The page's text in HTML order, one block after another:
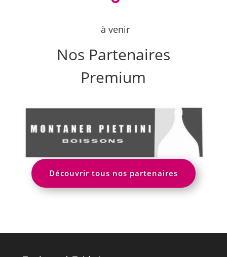
à venir
Nos Partenaires
Premium
Découvrir tous nos partenaires